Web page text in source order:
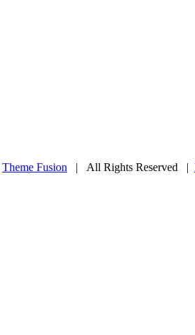
Theme Fusion | All Rights Reserved |